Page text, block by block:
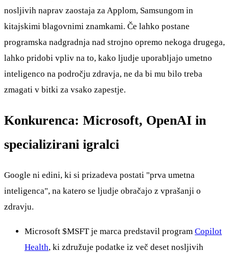
nosljivih naprav zaostaja za Applom, Samsungom in
kitajskimi blagovnimi znamkami. Če lahko postane
programska nadgradnja nad strojno opremo nekoga drugega,
lahko pridobi vpliv na to, kako ljudje uporabljajo umetno
inteligenco na področju zdravja, ne da bi mu bilo treba
zmagati v bitki za vsako zapestje.
Konkurenca: Microsoft, OpenAI in
specializirani igralci
Google ni edini, ki si prizadeva postati "prva umetna
inteligenca", na katero se ljudje obračajo z vprašanji o
zdravju.
Microsoft $MSFTje marca predstavil program Copilot
Health, ki združuje podatke iz več deset nosljivih